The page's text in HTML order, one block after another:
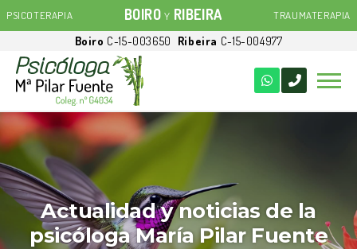
PSICOTERAPIA BOIRO Y RIBEIRA TRAUMATERAPIA
Boiro C-15-003650 Ribeira C-15-004977
Actualidad y noticias de la
psicóloga María Pilar Fuente